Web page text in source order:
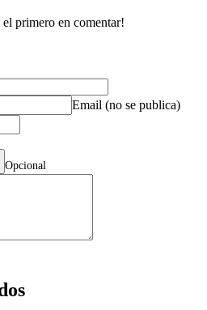
primero en comentar!
Email (no se publica)
Opcional